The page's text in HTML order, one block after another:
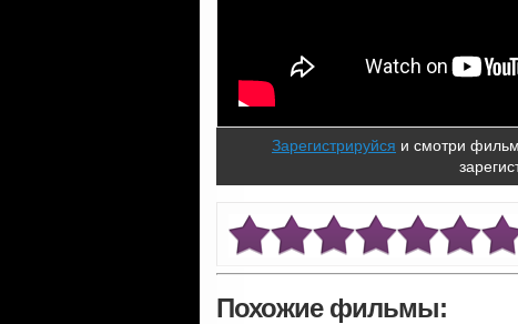
Зарегистрируйся и смотри
Похожие фильмы: